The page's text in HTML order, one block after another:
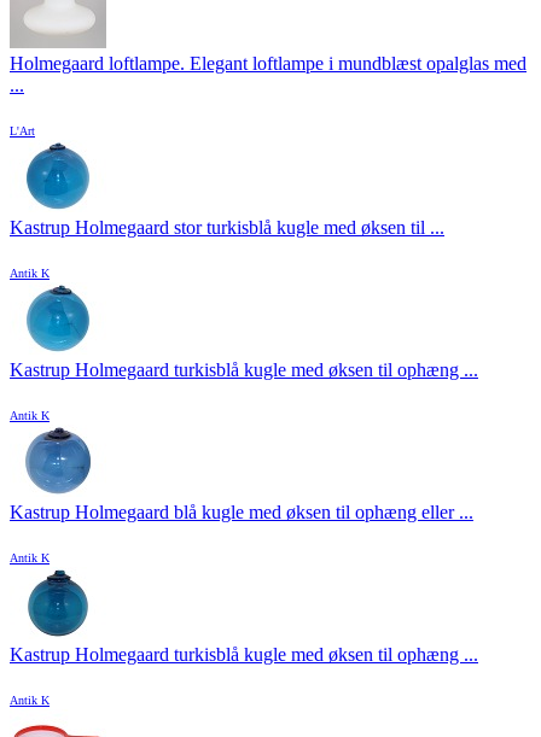
Holmegaard loftlampe. Elegant loftlampe i mundblæst opalglas med
...
L'Art
Kastrup Holmegaard stor turkisblå kugle med øksen til ...
Antik K
Kastrup Holmegaard turkisblå kugle med øksen til ophæng ...
Antik K
Kastrup Holmegaard blå kugle med øksen til ophæng eller ...
Antik K
Kastrup Holmegaard turkisblå kugle med øksen til ophæng ...
Antik K